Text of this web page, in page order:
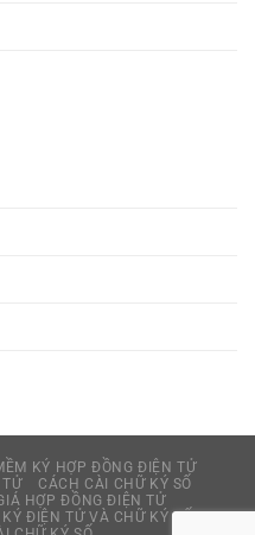
KÝ HỢP ĐỒNG ĐIỆN TỬ
CÁCH CÀI CHỮ KÝ SỐ
HỢP ĐỒNG ĐIỆN TỬ
KÝ ĐIỆN TỬ VÀ CHỮ KÝ SỐ